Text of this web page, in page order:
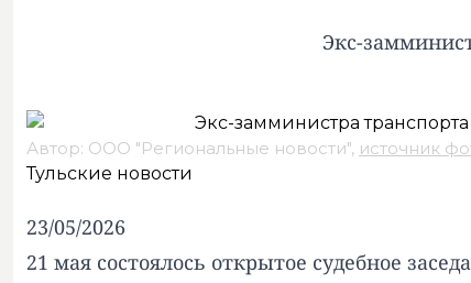
Экс-
Автор: ООО "Региональные новости", источник
Тульские новости
23/05/2026
21 мая состоялось открытое судебное